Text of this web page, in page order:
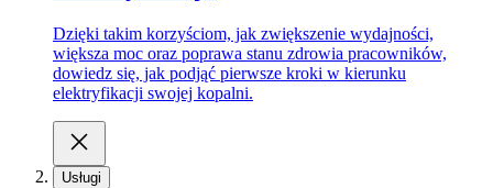
Dzięki takim korzyściom, jak zwiększenie wydajności,
większa moc oraz poprawa stanu zdrowia pracowników,
dowiedz się, jak podjąć pierwsze kroki w kierunku
elektryfikacji swojej kopalni.
Usługi